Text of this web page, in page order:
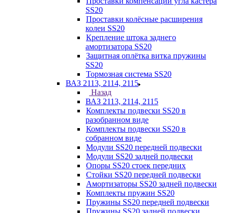
SS20
Проставки колёсные расширения
колеи SS20
Крепление штока заднего
амортизатора SS20
Защитная оплётка витка пружины
SS20
Тормозная система SS20
ВАЗ 2113, 2114, 2115
Назад
ВАЗ 2113, 2114, 2115
Комплекты подвески SS20 в
разобранном виде
Комплекты подвески SS20 в
собранном виде
Модули SS20 передней подвески
Модули SS20 задней подвески
Опоры SS20 стоек передних
Стойки SS20 передней подвески
Амортизаторы SS20 задней подвески
Комплекты пружин SS20
Пружины SS20 передней подвески
Пружины SS20 задней подвески